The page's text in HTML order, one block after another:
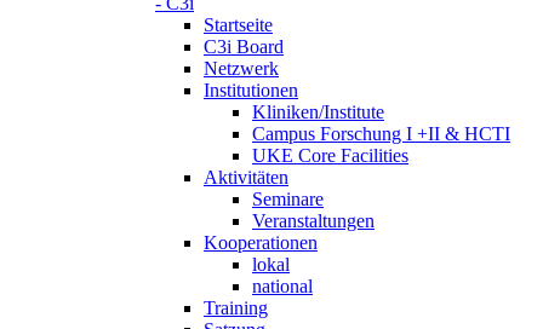
Startseite
C3i Board
Netzwerk
Institutionen
Kliniken/Institute
Campus Forschung I +II & HCTI
UKE Core Facilities
Aktivitäten
Seminare
Veranstaltungen
Kooperationen
lokal
national
Training